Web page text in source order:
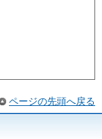
ページの先頭へ戻る